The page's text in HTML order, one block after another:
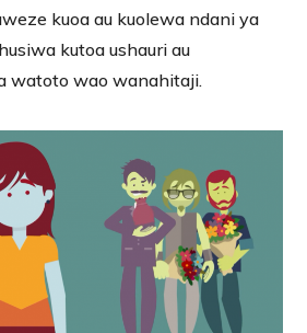
kuoa au kuolewa ndani ya
kutoa ushauri au
watoto wao wanahitaji.